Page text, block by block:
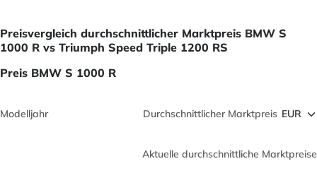
Preisvergleich durchschnittlicher Marktpreis BMW S
1000 R vs Triumph Speed Triple 1200 RS
Preis BMW S 1000 R
Modelljahr Durchschnittlicher Marktpreis
Aktuelle durchschnittliche Marktpreise